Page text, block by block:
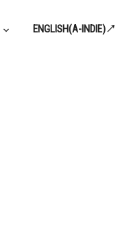
ENGLISH(A-INDIE)↗